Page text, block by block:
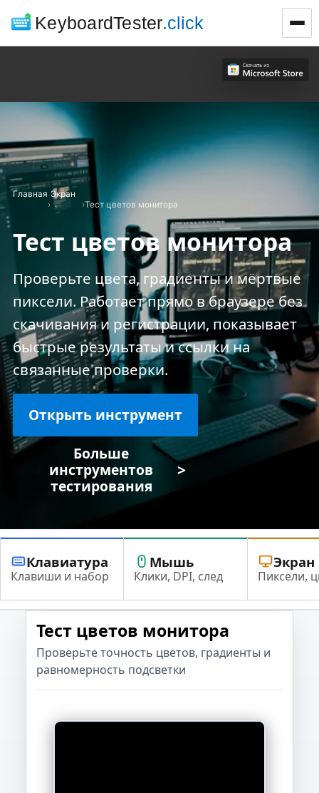
KeyboardTester.click
Главная
›
Экран
›Тест цветов монитора
Тест цветов монитора
Проверьте цвета, градиенты и мёртвые
пиксели. Работает прямо в браузере без
скачивания и регистрации, показывает
быстрые результаты и ссылки на
связанные проверки.
Открыть инструмент
Больше
инструментов
тестирования
>
Клавиатура
Клавиши и набор
Мышь
Клики, DPI, след
Экран
Пиксели,
Тест цветов монитора
Проверьте точность цветов, градиенты и
равномерность подсветки